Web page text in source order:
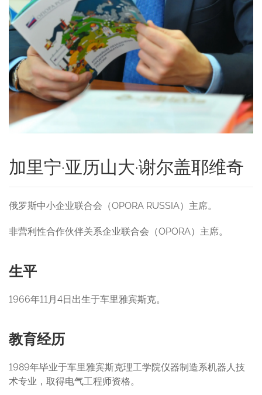
加里宁·亚历山大·谢尔盖耶维奇
俄罗斯中小企业联合会（OPORA RUSSIA）主席。
非营利性合作伙伴关系企业联合会（OPORA）主席。
生平
1966年11月4日出生于车里雅宾斯克。
教育经历
1989年毕业于车里雅宾斯克理工学院仪器制造系机器人技
术专业，取得电气工程师资格。